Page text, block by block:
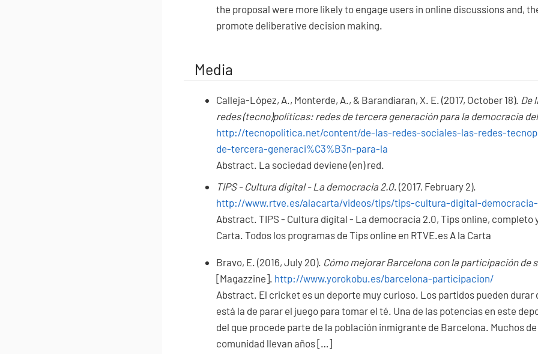
the proposal were more likely to engage users in online discussions and,
promote deliberative decision making.
Media
Calleja-López, A., Monterde, A., & Barandiaran, X. E. (2017, October 18). De
redes (tecno)políticas: redes de tercera generación para la democracia
http://tecnopolitica.net/content/de-las-redes-sociales-las-redes-
de-tercera-generaci%C3%B3n-para-la
Abstract. La sociedad deviene (en) red.
TIPS - Cultura digital - La democracia 2.0. (2017, February 2).
http://www.rtve.es/alacarta/videos/tips/tips-cultura-digital-
Abstract. TIPS - Cultura digital - La democracia 2.0, Tips online, completo
Carta. Todos los programas de Tips online en RTVE.es A la Carta
Bravo, E. (2016, July 20). Cómo mejorar Barcelona con la participación de
[Magazzine]. http://www.yorokobu.es/barcelona-participacion/
Abstract. El cricket es un deporte muy curioso. Los partidos pueden durar
está la de parar el juego para tomar el té. Una de las potencias en este
del que procede parte de la población inmigrante de Barcelona. Muchos
comunidad llevan años […]